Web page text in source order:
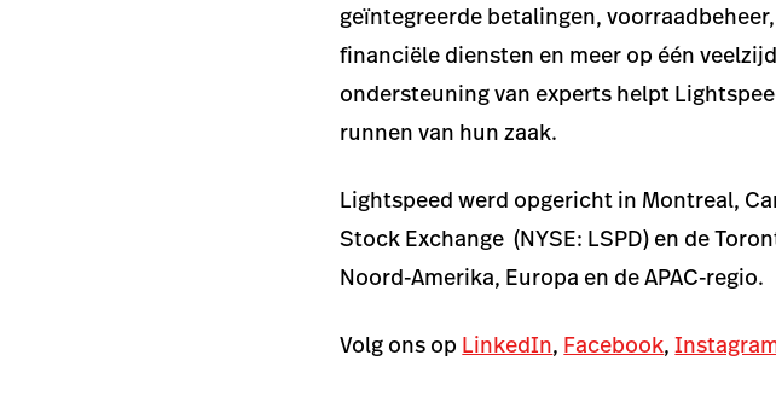
geïntegreerde betalingen,
financiële diensten en meer op één
ondersteuning van experts helpt
runnen van hun zaak.
Lightspeed werd opgericht in Montreal,
Stock Exchange (NYSE: LSPD) en de
Noord-Amerika, Europa en de APAC-regio.
Volg ons op LinkedIn, Facebook,